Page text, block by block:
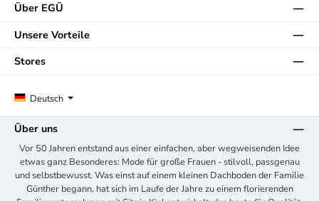
Über EGÜ
Unsere Vorteile
Deutsch
Stores
Über uns
Vor 50 Jahren entstand aus einer einfachen, aber wegweisenden Idee
etwas ganz Besonderes: Mode für große Frauen - stilvoll, passgenau
und selbstbewusst. Was einst auf einem kleinen Dachboden der Familie
Günther begann, hat sich im Laufe der Jahre zu einem florierenden